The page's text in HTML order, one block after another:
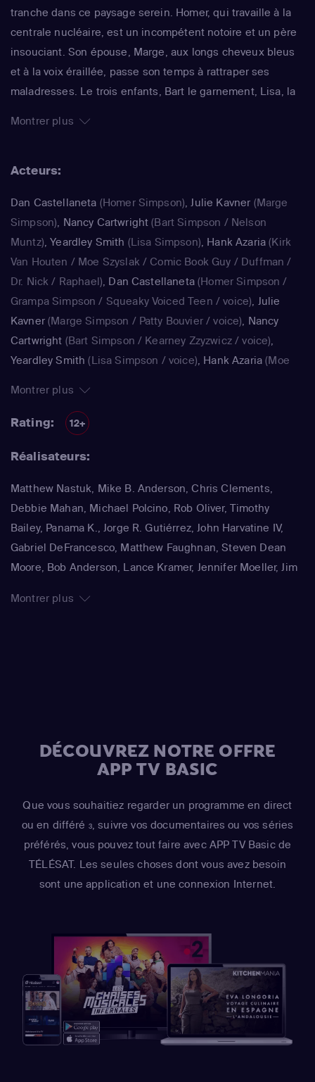
tranche dans ce paysage serein. Homer, qui travaille à la
centrale nucléaire, est un incompétent notoire et un père
insouciant. Son épouse, Marge, aux longs cheveux bleus
et à la voix éraillée, passe son temps à rattraper ses
maladresses. Le trois enfants, Bart le garnement, Lisa, la
rendent joyeux et animé le quotidien de ce foyer. La série
saison, est régulièrement récompensée aux Emmy Awards
Montrer plus
Acteurs:
Dan Castellaneta (Homer Simpson),Julie Kavner (Marge
Simpson), Nancy Cartwright (Bart Simpson / Nelson
Muntz),Yeardley Smith (Lisa Simpson), Hank Azaria (Kirk
Van Houten / Moe Szyslak / Comic Book Guy / Duffman /
Dr. Nick / Raphael), Dan Castellaneta(Homer Simpson /
Grampa Simpson / Squeaky Voiced Teen / voice), Julie
Kavner(Marge Simpson / Patty Bouvier / voice), Nancy
Cartwright (Bart Simpson / Kearney Zzyzwicz / voice),
Yeardley Smith (Lisa Simpson / voice), Hank Azaria (Moe
Lawyer / Lifeguard / Very Tall Man / voice)
Castellaneta(Homer Simpson / Kodos)
(Bart Simpson)
Houten / Clancy Wiggum / Snake Jailbird / Maximilian von
(Marge Simpson / Patty Bouvier / Selma
Bouvier)
Nancy Cartwright
(Cletus Spuckler / Kirk Van
Comic Book Guy)
Montrer plus
Rating: 12+
Réalisateurs:
Matthew Nastuk, Mike B. Anderson, Chris Clements,
Debbie Mahan, Michael Polcino, Rob Oliver, Timothy
Bailey, Panama K., Jorge R. Gutiérrez, John Harvatine IV,
Gabriel DeFrancesco, Matthew Faughnan, Steven Dean
Moore, Bob Anderson, Lance Kramer, Jennifer Moeller, Jim
Montrer plus
DÉCOUVREZ NOTRE OFFRE
APP TV BASIC
Que vous souhaitiez regarder un programme en direct
ou en différé 3, suivre vos documentaires ou vos séries
préférés, vous pouvez tout faire avec APP TV Basic de
TÉLÉSAT. Les seules choses dont vous avez besoin
sont une application et une connexion Internet.